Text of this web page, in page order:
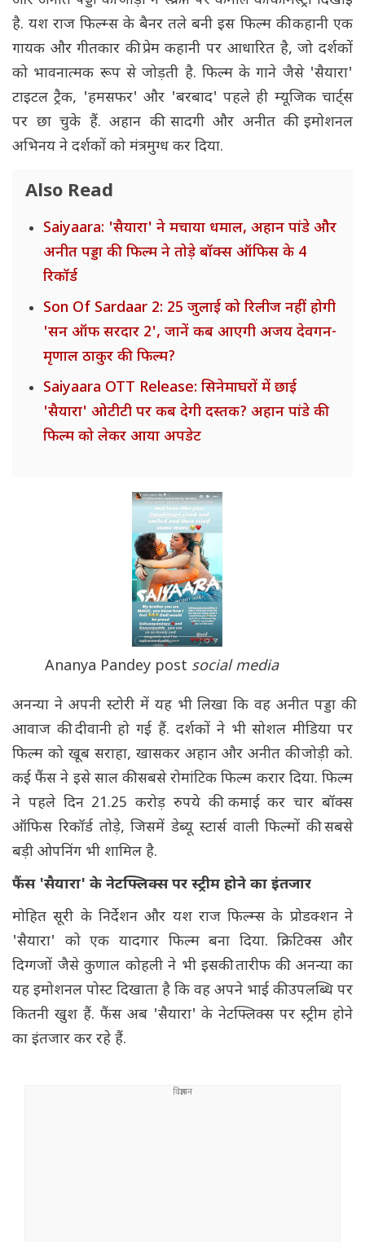
है. यश राज फिल्म्स के बैनर तले बनी इस फिल्म की कहानी एक
गायक और गीतकार की प्रेम कहानी पर आधारित है, जो दर्शकों
को भावनात्मक रूप से जोड़ती है. फिल्म के गाने जैसे 'सैयारा'
टाइटल ट्रैक, 'हमसफर' और 'बरबाद' पहले ही म्यूजिक चार्ट्स
पर छा चुके हैं. अहान की सादगी और अनीत की इमोशनल
अभिनय ने दर्शकों को मंत्रमुग्ध कर दिया.
Also Read
Saiyaara: 'सैयारा' ने मचाया धमाल, अहान पांडे और
अनीत पड्डा की फिल्म ने तोड़े बॉक्स ऑफिस के 4
रिकॉर्ड
Son Of Sardaar 2: 25 जुलाई को रिलीज नहीं होगी
'सन ऑफ सरदार 2', जानें कब आएगी अजय देवगन-
मृणाल ठाकुर की फिल्म?
Saiyaara OTT Release: सिनेमाघरों में छाई
'सैयारा' ओटीटी पर कब देगी दस्तक? अहान पांडे की
फिल्म को लेकर आया अपडेट
Ananya Pandey post social media
अनन्या ने अपनी स्टोरी में यह भी लिखा कि वह अनीत पड्डा की
आवाज की दीवानी हो गई हैं. दर्शकों ने भी सोशल मीडिया पर
फिल्म को खूब सराहा, खासकर अहान और अनीत की जोड़ी को.
कई फैंस ने इसे साल की सबसे रोमांटिक फिल्म करार दिया. फिल्म
ने पहले दिन 21.25 करोड़ रुपये की कमाई कर चार बॉक्स
ऑफिस रिकॉर्ड तोड़े, जिसमें डेब्यू स्टार्स वाली फिल्मों की सबसे
बड़ी ओपनिंग भी शामिल है.
फैंस 'सैयारा' के नेटफ्लिक्स पर स्ट्रीम होने का इंतजार
मोहित सूरी के निर्देशन और यश राज फिल्म्स के प्रोडक्शन ने
'सैयारा' को एक यादगार फिल्म बना दिया. क्रिटिक्स और
दिग्गजों जैसे कुणाल कोहली ने भी इसकी तारीफ की. अनन्या का
यह इमोशनल पोस्ट दिखाता है कि वह अपने भाई की उपलब्धि पर
कितनी खुश हैं. फैंस अब 'सैयारा' के नेटफ्लिक्स पर स्ट्रीम होने
का इंतजार कर रहे हैं.